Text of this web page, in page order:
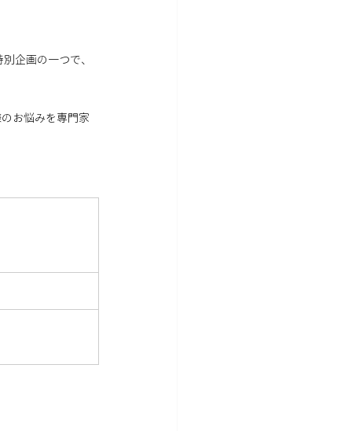
企画の一つで、
お悩みを専門家